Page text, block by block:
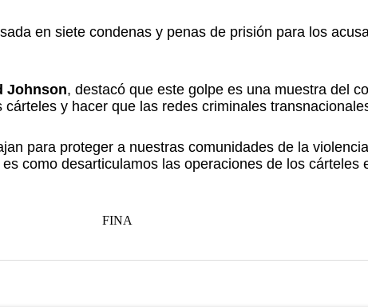
en siete condenas y penas de prisión para los
Johnson, destacó que este golpe es una muestra del
y hacer que las redes criminales
para proteger a nuestras comunidades de la
como desarticulamos las operaciones de los cárteles